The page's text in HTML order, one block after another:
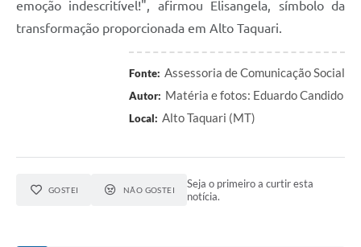
emoção indescritível!", afirmou Elisangela, símbolo da
transformação proporcionada em Alto Taquari.
Fonte: Assessoria de Comunicação Social
Autor: Matéria e fotos: Eduardo Candido
Local: Alto Taquari (MT)
GOSTEI NÃO GOSTEI
Seja o primeiro a curtir esta
notícia.